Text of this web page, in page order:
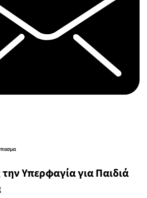
Υπερφαγία για Παιδιά